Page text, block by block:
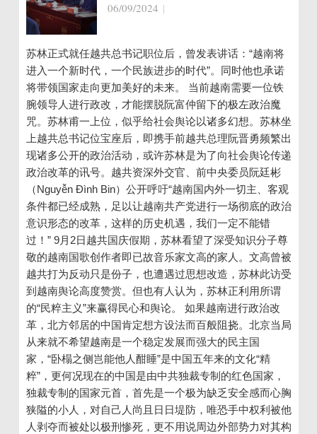
06/09/2024 |
苏林正式就任越共总书记职位后，曾发表讲话：“越南将
进入一个新时代，一个民族进步的时代”。同时他也承诺
将带领国家走向更加美好的未来。 当前越南需要一位铁
腕领导人进行政改，才能摆脱阮富仲留下的极左政治魔
咒。苏林甫一上位，似乎给社会舆论以诸多幻想。苏林坐
上越共总书记位宝座后，即携手前越共总理阮晋勇频繁出
现诸多公开的政治活动，或许苏林是为了向社会舆论传递
政治改革的讯号。越共资深外交官、前中央委员阮廷彬
（Nguyễn Đình Bin）公开呼吁“越南国内外一切主、客观
条件都已经成熟，足以让越南共产党进行一场彻底的政治
意识形态的改革，这样的历史机遇，我们一定不能错
过！” 9月2日越共国庆假期，苏林看望了深受知识分子尊
敬的越南国歌创作者即已故音乐家文高的家人。文高曾被
越共打为反动只是份子，也遭遇过思想改造，苏林此访受
到越南舆论高度赞赏。但也有人认为，苏林正利用所谓
的“民粹主义”来赢得民心和舆论。 如果越南进行政治改
革，北方邻居的中国肯定想方设法而百般阻挠。北京当局
从来就不希望越南是一个稳定发展而强大的民主国
家，“卧榻之侧岂能他人酣睡”是中国五年来的文化“精
粹”，更何况现在的中国是由中共独裁专制的红色国家，
独裁专制的国家元首，首先是一个极为缺乏安全感而心胸
狭隘的小人，对自己人尚且日日堤防，唯恐手中权利被他
人剥夺而被处以极刑惨死，更不用说周边外部势力对其构